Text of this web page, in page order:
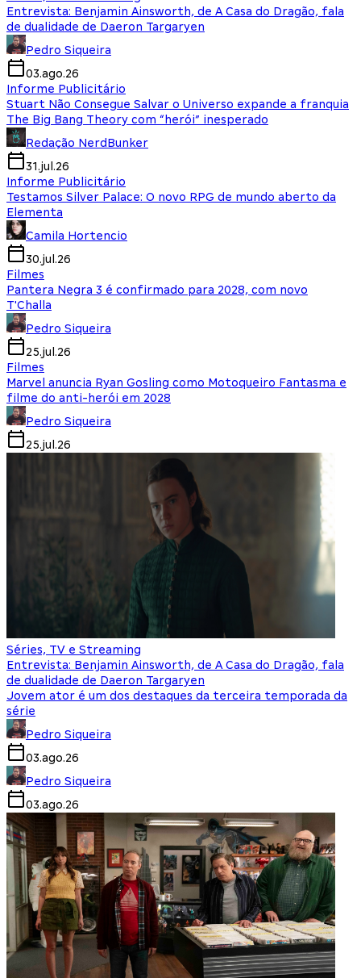
Entrevista: Benjamin Ainsworth, de A Casa do Dragão, fala
de dualidade de Daeron Targaryen
Pedro Siqueira
03.ago.26
Informe Publicitário
Stuart Não Consegue Salvar o Universo expande a franquia
The Big Bang Theory com “herói” inesperado
Redação NerdBunker
31.jul.26
Informe Publicitário
Testamos Silver Palace: O novo RPG de mundo aberto da
Elementa
Camila Hortencio
30.jul.26
Filmes
Pantera Negra 3 é confirmado para 2028, com novo
T'Challa
Pedro Siqueira
25.jul.26
Filmes
Marvel anuncia Ryan Gosling como Motoqueiro Fantasma e
filme do anti-herói em 2028
Pedro Siqueira
25.jul.26
Séries, TV e Streaming
Entrevista: Benjamin Ainsworth, de A Casa do Dragão, fala
de dualidade de Daeron Targaryen
Jovem ator é um dos destaques da terceira temporada da
série
Pedro Siqueira
03.ago.26
Pedro Siqueira
03.ago.26